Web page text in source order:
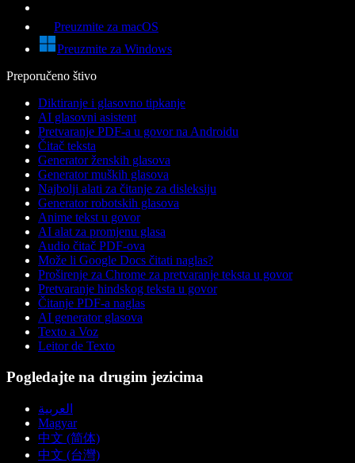
Preuzmite za macOS
Preuzmite za Windows
Preporučeno štivo
Diktiranje i glasovno tipkanje
AI glasovni asistent
Pretvaranje PDF-a u govor na Androidu
Čitač teksta
Generator ženskih glasova
Generator muških glasova
Najbolji alati za čitanje za disleksiju
Generator robotskih glasova
Anime tekst u govor
AI alat za promjenu glasa
Audio čitač PDF-ova
Može li Google Docs čitati naglas?
Proširenje za Chrome za pretvaranje teksta u govor
Pretvaranje hindskog teksta u govor
Čitanje PDF-a naglas
AI generator glasova
Texto a Voz
Leitor de Texto
Pogledajte na drugim jezicima
العربية
Magyar
中文 (简体)
中文 (台灣)